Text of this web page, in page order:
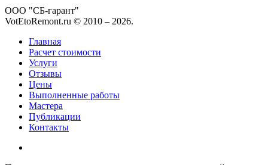
ООО "СБ-гарант"
VotEtoRemont.ru © 2010 – 2026.
Главная
Расчет стоимости
Услуги
Отзывы
Цены
Выполненные работы
Мастера
Публикации
Контакты